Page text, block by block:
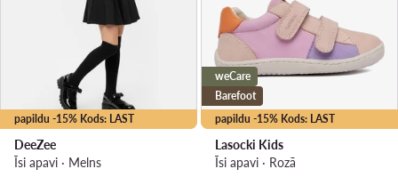
papildu -15% Kods: LAST
DeeZee
Īsi apavi · Melns
papildu -15% Kods: LAST
weCare
Barefoot
Lasocki Kids
Īsi apavi · Rozā